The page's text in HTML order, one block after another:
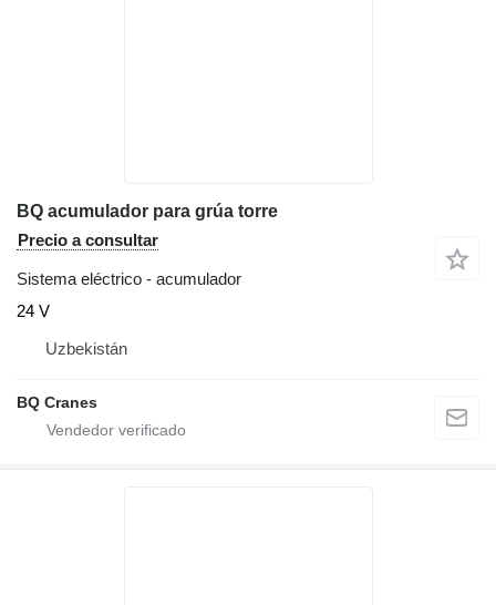
BQ acumulador para grúa torre
Precio a consultar
Sistema eléctrico - acumulador
24 V
Uzbekistán
BQ Cranes